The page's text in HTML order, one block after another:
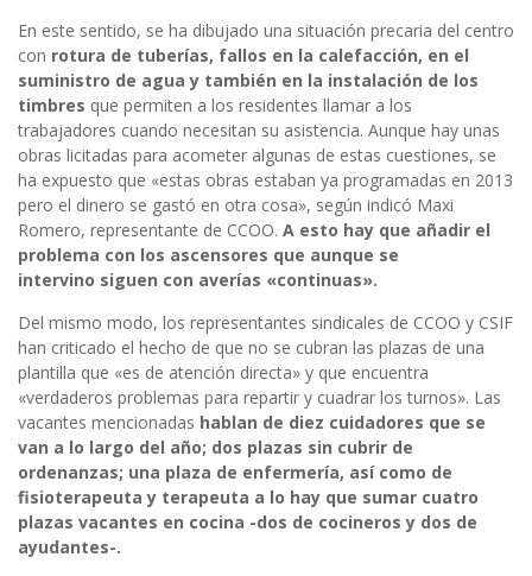
En este sentido, se ha dibujado una situación precaria del centro
con rotura de tuberías, fallos en la calefacción, en el
suministro de agua y también en la instalación de los
timbres que permiten a los residentes llamar a los
trabajadores cuando necesitan su asistencia. Aunque hay unas
obras licitadas para acometer algunas de estas cuestiones, se
ha expuesto que «estas obras estaban ya programadas en 2013
pero el dinero se gastó en otra cosa», según indicó Maxi
Romero, representante de CCOO. A esto hay que añadir el
problema con los ascensores que aunque se
intervino siguen con averías «continuas».
Del mismo modo, los representantes sindicales de CCOO y CSIF
han criticado el hecho de que no se cubran las plazas de una
plantilla que «es de atención directa» y que encuentra
«verdaderos problemas para repartir y cuadrar los turnos». Las
vacantes mencionadas hablan de diez cuidadores que se
van a lo largo del año; dos plazas sin cubrir de
ordenanzas; una plaza de enfermería, así como de
fisioterapeuta y terapeuta a lo hay que sumar cuatro
plazas vacantes en cocina -dos de cocineros y dos de
ayudantes-.